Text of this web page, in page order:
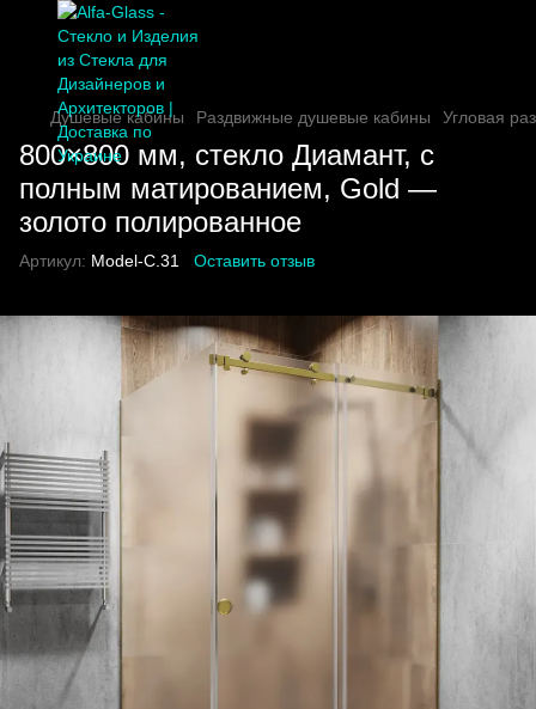
Душевые кабины Раздвижные душевые кабины Угловая
800×800 мм, стекло Диамант, с
полным матированием, Gold —
золото полированное
Артикул: Model-C.31 Оставить отзыв